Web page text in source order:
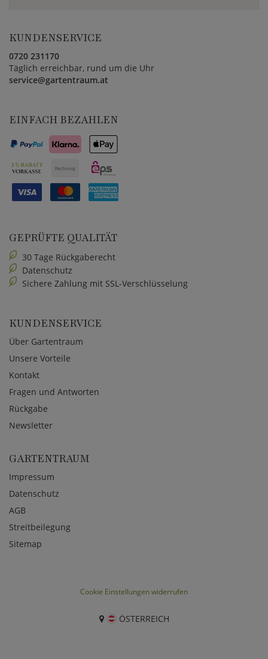
KUNDENSERVICE
0720 231170
Täglich erreichbar, rund um die Uhr
service@gartentraum.at
EINFACH BEZAHLEN
GEPRÜFTE QUALITÄT
30 Tage Rückgaberecht
Datenschutz
Sichere Zahlung mit SSL-Verschlüsselung
KUNDENSERVICE
Über Gartentraum
Unsere Vorteile
Kontakt
Fragen und Antworten
Rückgabe
Newsletter
GARTENTRAUM
Impressum
Datenschutz
AGB
Streitbeilegung
Sitemap
Cookie Einstellungen widerrufen
ÖSTERREICH